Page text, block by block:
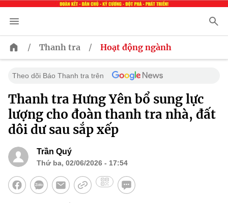
/ Thanh tra / Hoạt động ngành
Theo dõi Báo Thanh tra trên
Thanh tra Hưng Yên bổ sung lực
lượng cho đoàn thanh tra nhà, đất
dôi dư sau sắp xếp
Trần Quý
Thứ ba, 02/06/2026 - 17:54